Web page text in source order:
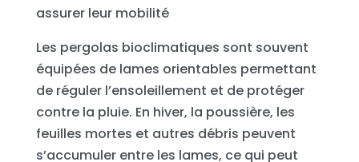
assurer leur mobilité
Les pergolas bioclimatiques sont souvent
équipées de lames orientables permettant
de réguler l’ensoleillement et de protéger
contre la pluie. En hiver, la poussière, les
feuilles mortes et autres débris peuvent
s’accumuler entre les lames, ce qui peut